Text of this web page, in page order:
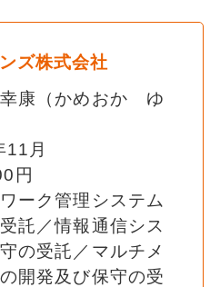
ズ株式会社
康（かめおか ゆ
11月
円
ーク管理システム
託／情報通信シス
の受託／マルチメ
開発及び保守の受